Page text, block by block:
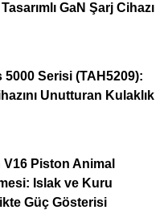
GaN Şarj Cihazı
5000 Serisi (TAH5209):
Unutturan Kulaklık
V16 Piston Animal
Islak ve Kuru
Güç Gösterisi